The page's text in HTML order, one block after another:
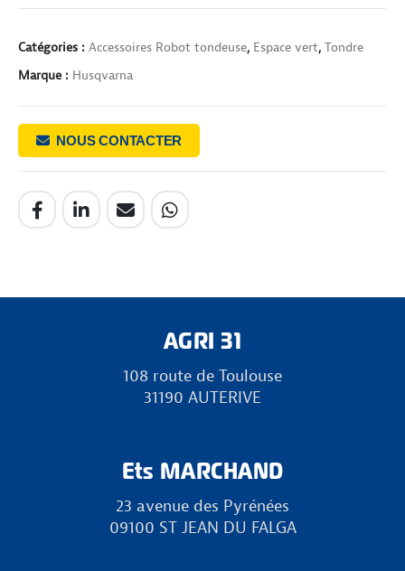
Catégories : Accessoires Robot tondeuse, Espace vert, Tondre
Marque : Husqvarna
NOUS CONTACTER
AGRI 31
108 route de Toulouse
31190 AUTERIVE
Ets MARCHAND
23 avenue des Pyrénées
09100 ST JEAN DU FALGA